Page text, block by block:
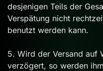
desjenigen Teils der
Verspätung nicht
benutzt werden kann.
5. Wird der Versand auf
verzögert, so werden